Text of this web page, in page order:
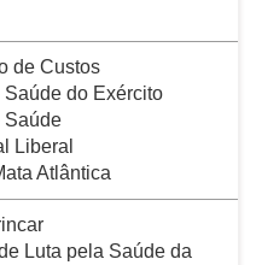
de Custos
do Exército
Saúde
Liberal
Atlântica
Luta pela Saúde da